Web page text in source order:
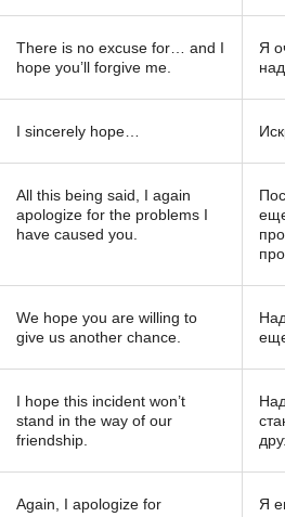
There is no excuse for… and I
hope you’ll forgive me.
Я
I sincerely hope…
All this being said, I again
apologize for the problems I
have caused you.
We hope you are willing to
give us another chance.
I hope this incident won’t
stand in the way of our
friendship.
Again, I apologize for
Я